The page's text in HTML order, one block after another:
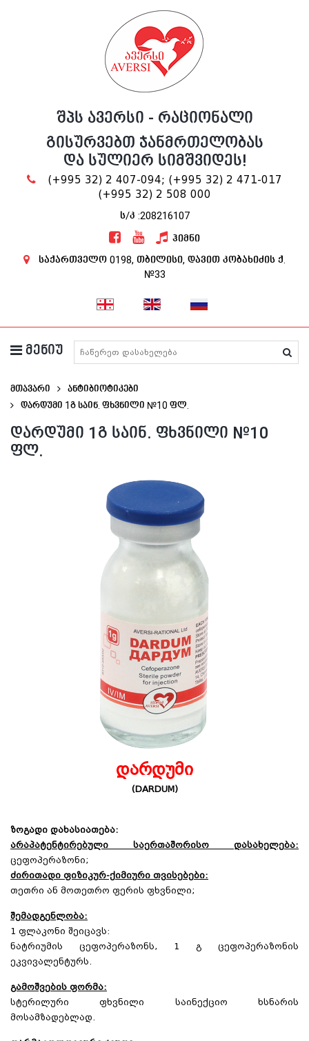
შპს ავერსი - რაციონალი
გისურვებთ ჯანმრთელობას
და სულიერ სიმშვიდეს!
(+995 32) 2 407-094; (+995 32) 2 471-017
(+995 32) 2 508 000
ს/კ :208216107
ჰიმნი
საქართველო 0198, თბილისი, დავით კობახიძის ქ.
№33
მენიუ მედიკამენტების ძიება
მთავარი
ანტიბიოტიკები
Დარდუმი 1გ Საინ. Ფხვნილი №10 Ფლ.
დარდუმი 1გ საინ. ფხვნილი №10
ფლ.
დარდუმი
(DARDUM)
ზოგადი დახასიათება:
არაპატენტირებული საერთაშორისო დასახელება:
ცეფოპერაზონი;
ძირითადი ფიზიკურ-ქიმიური თვისებები:
თეთრი ან მოთეთრო ფერის ფხვნილი;
შემადგენლობა:
1 ფლაკონი შეიცავს:
ნატრიუმის ცეფოპერაზონს, 1 გ ცეფოპერაზონის
ეკვივალენტურს.
გამოშვების ფორმა:
სტერილური ფხვნილი საინექციო ხსნარის
მოსამზადებლად.